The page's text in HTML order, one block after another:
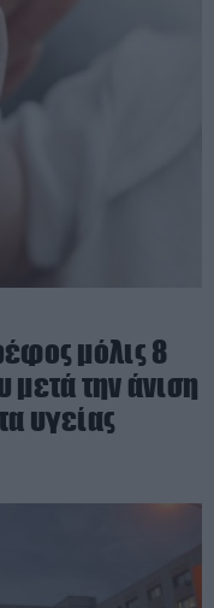
μόλις 8
την άνιση
υγείας